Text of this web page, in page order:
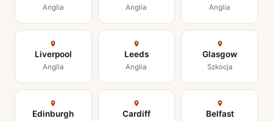
Anglia Anglia Anglia
Liverpool
Anglia
Leeds
Anglia
Glasgow
Szkocja
Edinburgh Cardiff Belfast